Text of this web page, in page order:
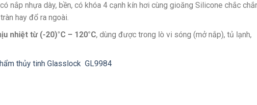
nắp nhựa dày, bền, có khóa 4 cạnh kín hơi cùng gioăng Silicone chắc
hay đổ ra ngoài.
nhiệt từ (-20)°C – 120°C, dùng được trong lò vi sóng (mở nắp), tủ lạnh,
thủy tinh Glasslock GL9984